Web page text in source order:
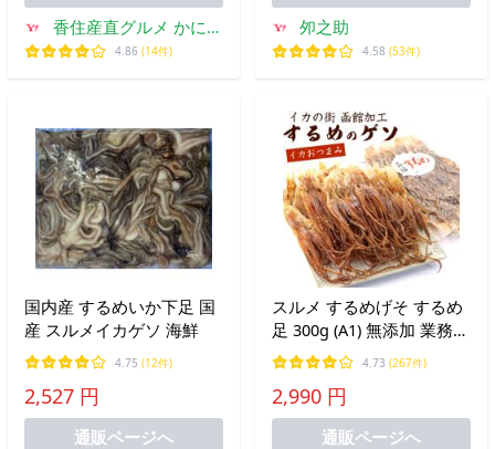
香住産直グルメ かに市
場(日本海フーズ)ヤフ
4.86 (14件)
夘之助
4.58 (53件)
国内産 するめいか下足 国
産 スルメイカゲソ 海鮮
4.75 (12件)
2,527 円
通販ページへ
スルメ するめげそ するめ
足 300g (A1) 無添加 業務用
函館加工 スルメイカ スル
メゲソ するめ ゲソ するめ
いか チャック袋 メール便
送料無料
4.73 (267件)
2,990 円
通販ページへ